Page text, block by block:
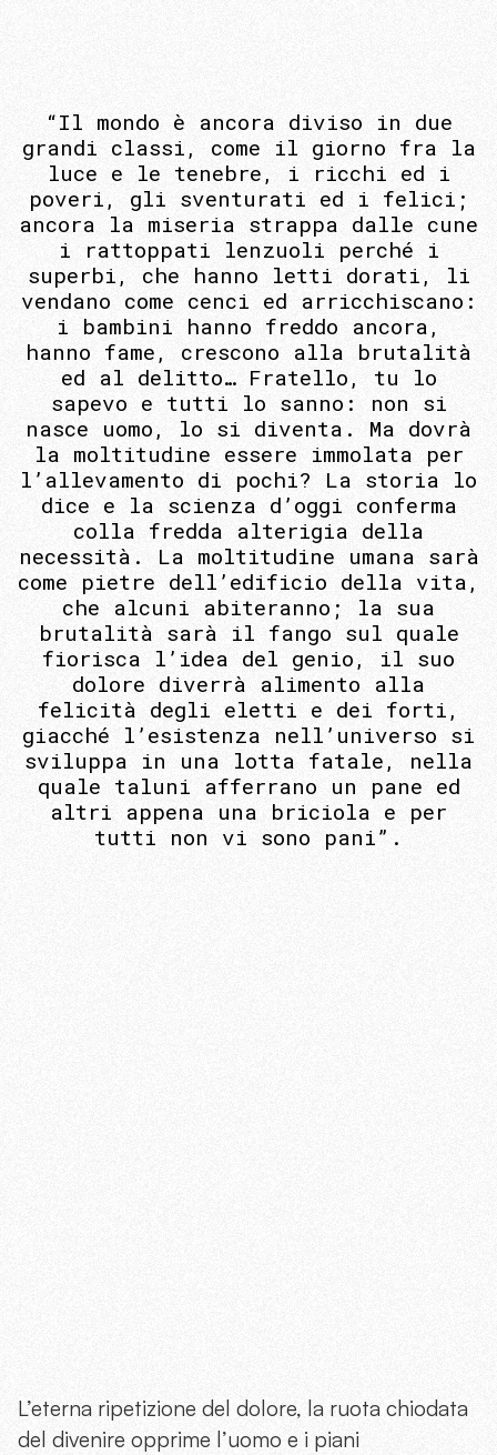
“Il mondo è ancora diviso in due
grandi classi, come il giorno fra la
luce e le tenebre, i ricchi ed i
poveri, gli sventurati ed i felici;
ancora la miseria strappa dalle cune
i rattoppati lenzuoli perché i
superbi, che hanno letti dorati, li
vendano come cenci ed arricchiscano:
i bambini hanno freddo ancora,
hanno fame, crescono alla brutalità
ed al delitto… Fratello, tu lo
sapevo e tutti lo sanno: non si
nasce uomo, lo si diventa. Ma dovrà
la moltitudine essere immolata per
l’allevamento di pochi? La storia lo
dice e la scienza d’oggi conferma
colla fredda alterigia della
necessità. La moltitudine umana sarà
come pietre dell’edificio della vita,
che alcuni abiteranno; la sua
brutalità sarà il fango sul quale
fiorisca l’idea del genio, il suo
dolore diverrà alimento alla
felicità degli eletti e dei forti,
giacché l’esistenza nell’universo si
sviluppa in una lotta fatale, nella
quale taluni afferrano un pane ed
altri appena una briciola e per
tutti non vi sono pani”.
L’eterna ripetizione del dolore, la ruota chiodata
del divenire opprime l’uomo e i piani